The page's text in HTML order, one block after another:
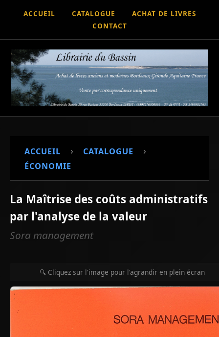
ACCUEIL CATALOGUE
ACHAT DE LIVRES
CONTACT
ACCUEIL › CATALOGUE ›
ÉCONOMIE
La Maîtrise des coûts administratifs
par l'analyse de la valeur
Sora management
🔍 Cliquez sur l'image pour l'agrandir en plein écran